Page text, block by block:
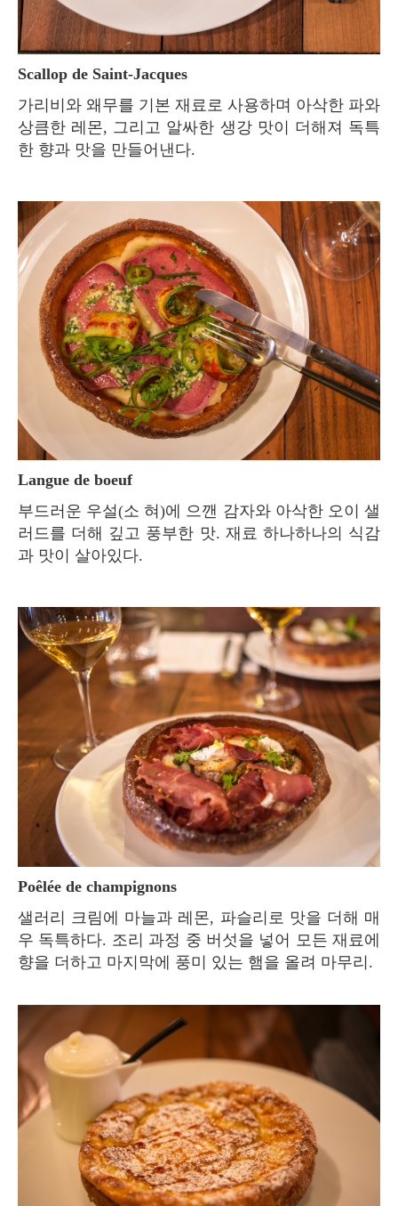
Scallop de Saint-Jacques
가리비와 왜무를 기본 재료로 사용하며 아삭한 파와
상큼한 레몬, 그리고 알싸한 생강 맛이 더해져 독특
한 향과 맛을 만들어낸다.
Langue de boeuf
부드러운 우설(소 혀)에 으깬 감자와 아삭한 오이 샐
러드를 더해 깊고 풍부한 맛. 재료 하나하나의 식감
과 맛이 살아있다.
Poêlée de champignons
샐러리 크림에 마늘과 레몬, 파슬리로 맛을 더해 매
우 독특하다. 조리 과정 중 버섯을 넣어 모든 재료에
향을 더하고 마지막에 풍미 있는 햄을 올려 마무리.